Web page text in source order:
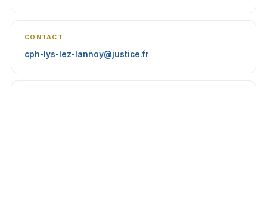
CONTACT
cph-lys-lez-lannoy@justice.fr